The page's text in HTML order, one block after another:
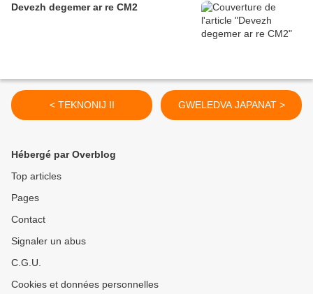
Devezh degemer ar re CM2
< TEKNONIJ II GWELEDVA JAPANAT >
Hébergé par Overblog
Top articles
Pages
Contact
Signaler un abus
C.G.U.
Cookies et données personnelles